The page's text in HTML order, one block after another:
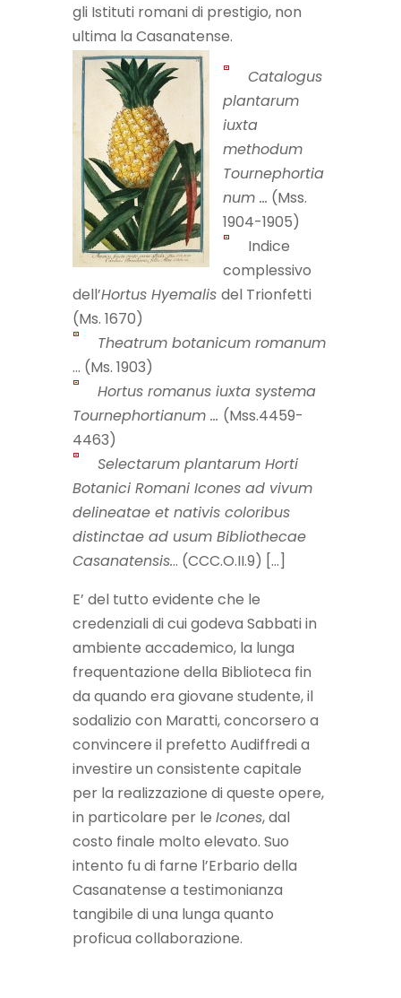
gli Istituti romani di prestigio, non
ultima la Casanatense.
Catalogus
plantarum
iuxta
methodum
Tournephortia
num … (Mss.
1904-1905)
Indice
complessivo
dell’Hortus Hyemalis del Trionfetti
(Ms. 1670)
Theatrum botanicum romanum
… (Ms. 1903)
Hortus romanus iuxta systema
Tournephortianum … (Mss.4459-
4463)
Selectarum plantarum Horti
Botanici Romani Icones ad vivum
delineatae et nativis coloribus
distinctae ad usum Bibliothecae
Casanatensis... (CCC.O.II.9) […]
E’ del tutto evidente che le
credenziali di cui godeva Sabbati in
ambiente accademico, la lunga
frequentazione della Biblioteca fin
da quando era giovane studente, il
sodalizio con Maratti, concorsero a
convincere il prefetto Audiffredi a
investire un consistente capitale
per la realizzazione di queste opere,
in particolare per le Icones, dal
costo finale molto elevato. Suo
intento fu di farne l’Erbario della
Casanatense a testimonianza
tangibile di una lunga quanto
proficua collaborazione.